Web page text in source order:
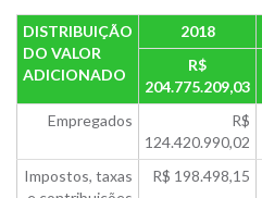
DISTRIBUIÇÃO
DO VALOR
ADICIONADO
2018
R$
204.775.209,03
Empregados
R$
124.420.990,02
Impostos, taxas
R$ 198.498,15